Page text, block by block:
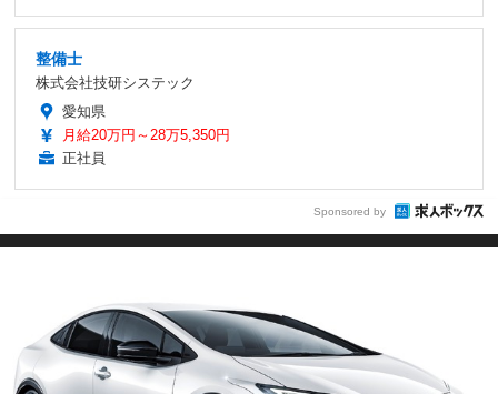
整備士
株式会社技研システック
愛知県
月給20万円～28万5,350円
正社員
Sponsored by